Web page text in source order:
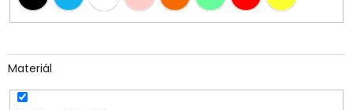
Materiál